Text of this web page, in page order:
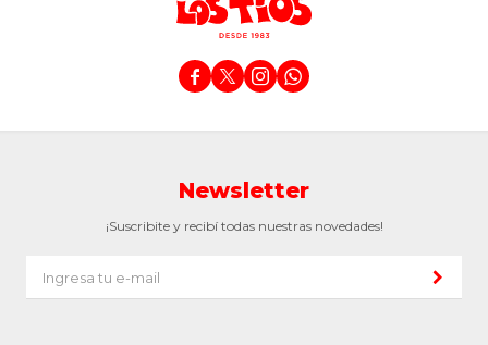
   
Newsletter
¡Suscribite y recibí todas nuestras novedades!